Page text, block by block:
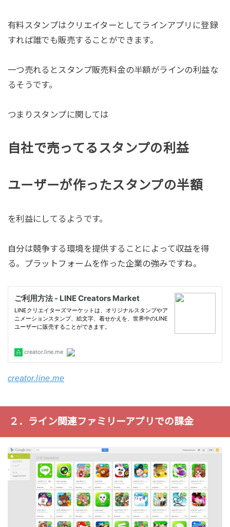
有料スタンプはクリエイターとしてラインアプリに登録
すれば誰でも販売することができます。
一つ売れるとスタンプ販売料金の半額がラインの利益な
るそうです。
つまりスタンプに関しては
自社で売ってるスタンプの利益
ユーザーが作ったスタンプの半額
を利益にしてるようです。
自分は競争する環境を提供することによって収益を得
る。プラットフォームを作った企業の強みですね。
creator.line.me
２．ライン関連ファミリーアプリでの課金